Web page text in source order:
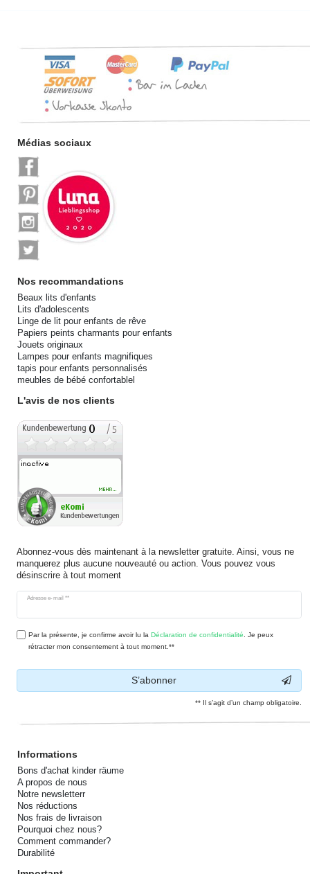
Médias sociaux
Nos recommandations
Beaux lits d'enfants
Lits d'adolescents
Linge de lit pour enfants de rêve
Papiers peints charmants pour enfants
Jouets originaux
Lampes pour enfants magnifiques
tapis pour enfants personnalisés
meubles de bébé confortablel
L'avis de nos clients
Abonnez-vous dès maintenant à la newsletter gratuite. Ainsi, vous ne
manquerez plus aucune nouveauté ou action. Vous pouvez vous
désinscrire à tout moment
Adresse e-mail **
Ceres::Template.newsletterHoneypotLabel
Par la présente, je confirme avoir lu laDéclaration de confidentialité . Je peux
rétracter mon consentement à tout moment.**
S’abonner
** Il s’agit d’un champ obligatoire.
Informations
Bons d'achat kinder räume
A propos de nous
Notre newsletterr
Nos réductions
Nos frais de livraison
Pourquoi chez nous?
Comment commander?
Durabilité